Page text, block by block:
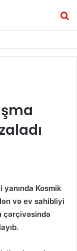
Kosmik
və ev sahibliyi
çərçivəsində